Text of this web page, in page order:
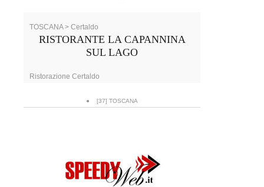
TOSCANA > Certaldo
RISTORANTE LA CAPANNINA
SUL LAGO
Ristorazione Certaldo
[37] TOSCANA